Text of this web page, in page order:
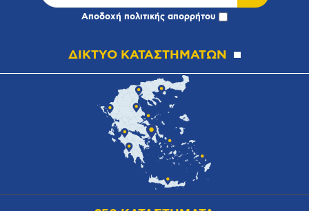
Αποδοχή πολιτικής απορρήτου
ΔΙΚΤΥΟ ΚΑΤΑΣΤΗΜΑΤΩΝ